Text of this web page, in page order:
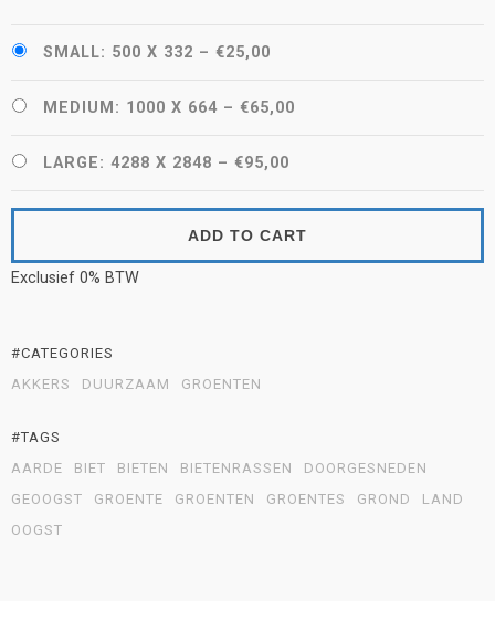
SMALL: 500 X 332 – €25,00
MEDIUM: 1000 X 664 – €65,00
LARGE: 4288 X 2848 – €95,00
ADD TO CART
Exclusief 0% BTW
#CATEGORIES
AKKERS
DUURZAAM GROENTEN
#TAGS
AARDE
BIET BIETEN BIETENRASSEN
DOORGESNEDEN
GEOOGST
GROENTE GROENTEN GROENTES GROND
LAND
OOGST